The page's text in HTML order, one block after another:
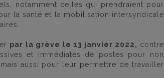
notamment celles qui prendraient pour
la santé et la mobilisation intersyndicale
par la grève le 13 janvier 2022, contre
et immédiates de postes pour non
aussi pour leur permettre de travailler